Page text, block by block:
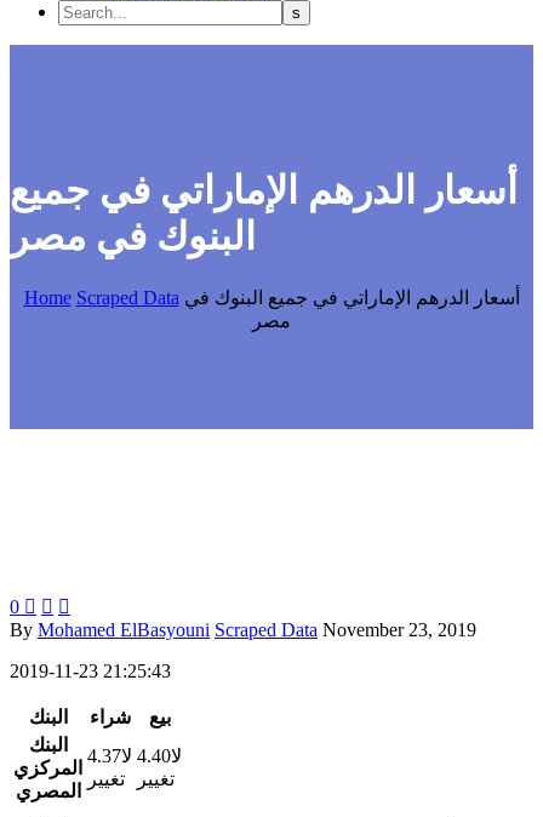
أسعار الدرهم الإماراتي في جميع
البنوك في مصر
Home Scraped Data أسعار الدرهم الإماراتي في جميع البنوك في
مصر
0   
By Mohamed ElBasyouni Scraped Data November 23, 2019
2019-11-23 21:25:43
البنك شراء
بيع
البنك
المركزي
المصري
4.37لا
تغيير
4.40لا
تغيير